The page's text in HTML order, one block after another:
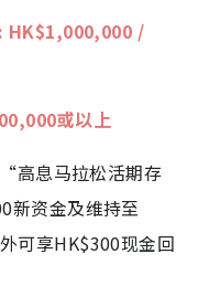
HK$1,000,000 /
或以上
高息马拉松活期存
新资金及维持至
可享HK$300现金回